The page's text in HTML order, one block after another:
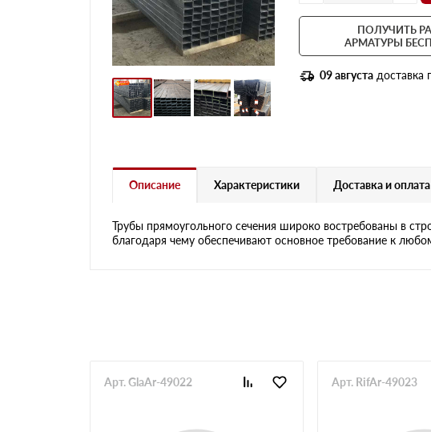
ПОЛУЧИТЬ
АРМАТУРЫ
09 августа доставка
Описание Характеристики Доставка и оплата
Трубы прямоугольного сечения широко востребованы в
благодаря чему обеспечивают основное требование к
Арт. GlaAr-49022 Арт. RifAr-49023